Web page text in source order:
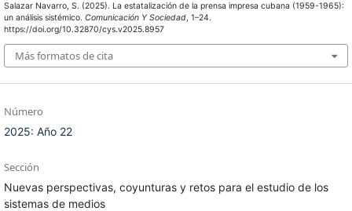
Salazar Navarro, S. (2025). La estatalización de la prensa impresa cubana (1959-1965):
un análisis sistémico. Comunicación Y Sociedad, 1–24.
https://doi.org/10.32870/cys.v2025.8957
Más formatos de cita
Número
2025: Año 22
Sección
Nuevas perspectivas, coyunturas y retos para el estudio de los
sistemas de medios